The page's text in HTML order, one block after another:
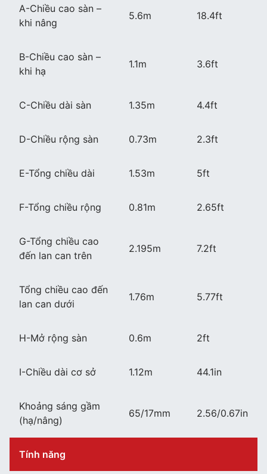
A-Chiều cao sàn –
khi nâng
5.6m 18.4ft
B-Chiều cao sàn –
khi hạ
1.1m 3.6ft
C-Chiều dài sàn 1.35m 4.4ft
D-Chiều rộng sàn 0.73m 2.3ft
E-Tổng chiều dài 1.53m 5ft
F-Tổng chiều rộng 0.81m 2.65ft
G-Tổng chiều cao
đến lan can trên
2.195m 7.2ft
Tổng chiều cao đến
lan can dưới
1.76m 5.77ft
H-Mở rộng sàn 0.6m 2ft
I-Chiều dài cơ sở 1.12m 44.1in
Khoảng sáng gầm
(hạ/nâng)
65/17mm 2.56/0.67in
Tính năng